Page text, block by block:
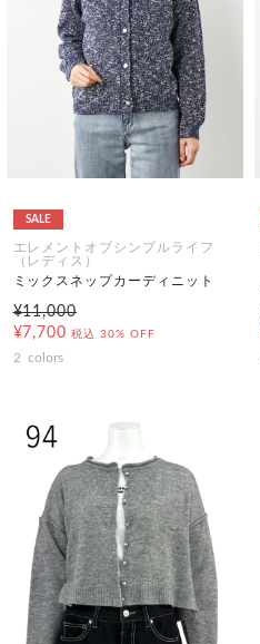
SALE
エレメントオブシンプルライフ
（レディス）
ミックスネップカーディニット
¥11,000
¥7,700 税込 30% OFF
2 colors